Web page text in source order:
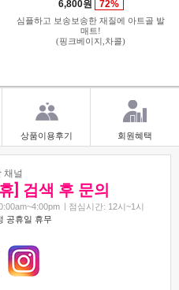
6,800원 72%
심플하고 보송보송한 재질에 아트골 발
매트!
(핑크베이지,차콜)
상품이용후기 회원혜택
채널
] 검색 후 문의
점심시간: 12시~1시
공휴일 휴무